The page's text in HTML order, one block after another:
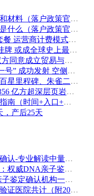
中山市户口迁入需要什么条件和材料（落户政策官方解读）
洛阳户口迁入条件和办理流程是什么（落户政策官方问答汇总）
中国电信推出全国层面Token套餐 运营商计费模式从”流量”迈向”算力”
SpaceX计划6月12日纳斯达克挂牌 或成全球史上最大规模IPO
中美经贸磋商达成五项成果 双方同意成立贸易与投资双理事会
成都首颗城市专属卫星 “蓉城一号” 成功发射 空侧直转模式同步落地 双重大突破助力国际门户枢纽建设
中国商业航天强势崛起！力箭百星里程碑、朱雀二号改进型发射成功
重大能源突破！四川发现超 2356 亿方超深层页岩气田，保障国家能源安全
2026年杭州城乡居民医保缴纳指南（时间+入口+金额）
，产后25天
本地！天津河东17所亲缘鉴定确认-专业解读中量基因
权威推荐！天津南开中量科普：权威DNA亲子鉴定机构名单公布(2026年新版)
统一收费-西安碑林卓越诉讼亲子鉴定确认机构一览（7家2026年5月汇总鉴定）
西安雁塔可以做移民亲子鉴定验证医院共计（附2026年地址名单更正）